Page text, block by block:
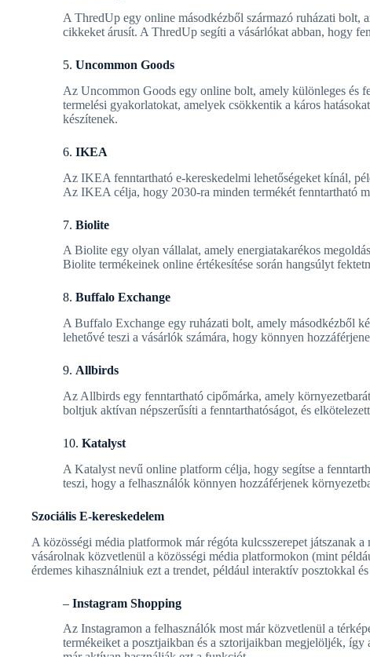
A ThredUp egy online másodkézből származó ruházati bolt,
cikkeket árusít. A ThredUp segíti a vásárlókat abban, hogy
5. Uncommon Goods
Az Uncommon Goods egy online bolt, amely különleges és
termelési gyakorlatokat, amelyek csökkentik a káros
készítenek.
6. IKEA
Az IKEA fenntartható e-kereskedelmi lehetőségeket kínál,
Az IKEA célja, hogy 2030-ra minden termékét fenntartható
7. Biolite
A Biolite egy olyan vállalat, amely energiatakarékos
Biolite termékeinek online értékesítése során hangsúlyt
8. Buffalo Exchange
A Buffalo Exchange egy ruházati bolt, amely másodkézből
lehetővé teszi a vásárlók számára, hogy könnyen
9. Allbirds
Az Allbirds egy fenntartható cipőmárka, amely
boltjuk aktívan népszerűsíti a fenntarthatóságot, és
10. Katalyst
A Katalyst nevű online platform célja, hogy segítse a
teszi, hogy a felhasználók könnyen hozzáférjenek
Szociális E-kereskedelem
A közösségi média platformok már régóta kulcsszerepet játszanak
vásárolnak közvetlenül a közösségi média platformokon (mint
érdemes kihasználniuk ezt a trendet, például interaktív posztokkal
– Instagram Shopping
Az Instagramon a felhasználók most már közvetlenül a
termékeiket a posztjaikban és a sztorijaikban megjelöljék,